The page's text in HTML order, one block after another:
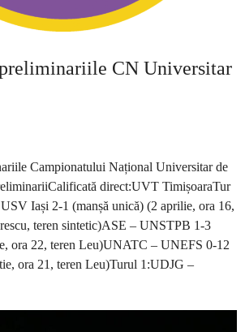
CN Universitar
Campionatului Național Universitar de
direct:UVT TimișoaraTur
Iași 2-1 (manșă unică) (2 aprilie, ora 16,
teren sintetic)ASE – UNSTPB 1-3
ora 22, teren Leu)UNATC – UNEFS 0-12
ora 21, teren Leu)Turul 1:UDJG –